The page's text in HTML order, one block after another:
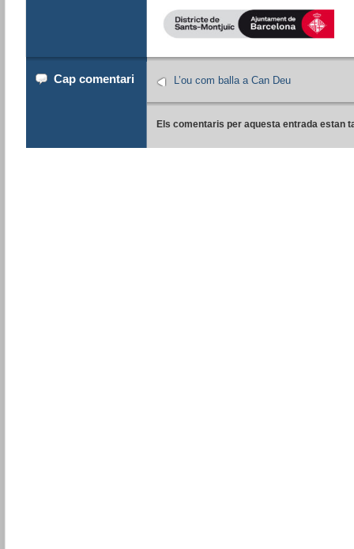
Cap comentari L’ou com balla a Can Deu
Els comentaris per aquesta entrada estan